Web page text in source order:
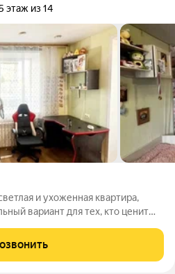
этаж из 14
и ухоженная квартира,
вариант для тех, кто ценит